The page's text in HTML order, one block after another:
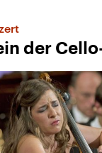
der